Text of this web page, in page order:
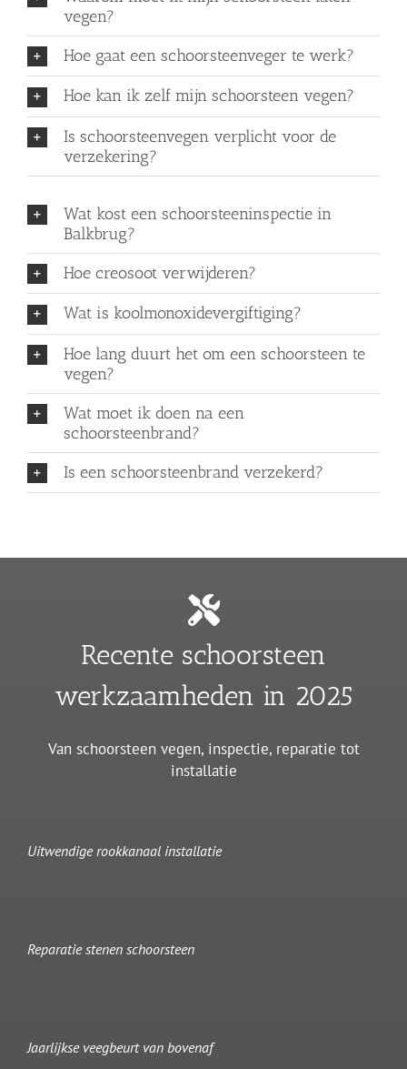
vegen?
Hoe gaat een schoorsteenveger te werk?
Hoe kan ik zelf mijn schoorsteen vegen?
Is schoorsteenvegen verplicht voor de
verzekering?
Wat kost een schoorsteeninspectie in
Balkbrug?
Hoe creosoot verwijderen?
Wat is koolmonoxidevergiftiging?
Hoe lang duurt het om een schoorsteen te
vegen?
Wat moet ik doen na een
schoorsteenbrand?
Is een schoorsteenbrand verzekerd?
Recente schoorsteen
werkzaamheden in 2025
Van schoorsteen vegen, inspectie, reparatie tot
installatie
Uitwendige rookkanaal installatie
Reparatie stenen schoorsteen
Jaarlijkse veegbeurt van bovenaf